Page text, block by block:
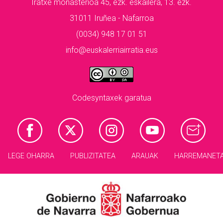
Iratxe monasterioa 45, ezk. eskailera, 13. ezk.
31011 Iruñea - Nafarroa
(0034) 948 17 01 51
info@euskalerriairratia.eus
Codesyntaxek garatua
LEGE OHARRA PUBLIZITATEA ARAUAK